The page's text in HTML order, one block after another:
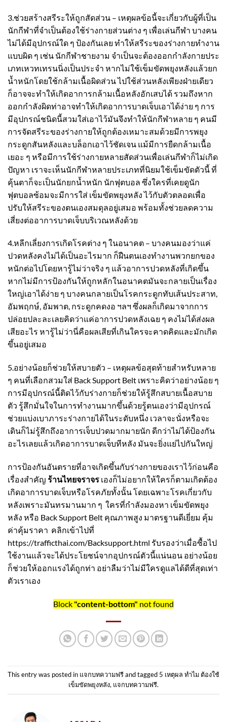
3.ช่วยสร้างสรีระให้ถูกสัดส่วน – เหตุผลข้อนี้จะเกี่ยวกับผู้ที่เป็น
นักกีฬาที่จำเป็นต้องใช้ร่างกายส่วนต่าง ๆ เพื่อเล่นกีฬา บางคน
ไม่ได้มีอุปกรณ์ใด ๆ ป้องกันเลย ทำให้สรีระของร่างกายทำงาน
แบบผิด ๆ เช่น นักกีฬาชายงาม จำเป็นจะต้องออกกำลังกายประ
เภทเหวทเทรนนิ่งเป็นประจำ หากไม่ใช้เข็มขัดพยุงหลังแล้วยก
น้ำหนักโดยใช้กล้ามเนื้อผิดส่วน ไปใช้ส่วนหลังเพียงฝ่ายเดียว
ก็อาจจะทำให้เกิดอาการกล้ามเนื้อหลังอักเสบได้ รวมถึงหาก
ออกกำลังผิดท่าอาจทำให้เกิดอาการบาดเจ็บเอาได้ง่าย ๆ การ
มีอุปกรณ์ชนิดนี้สวมใส่เอาไว้มันจึงทำให้นักกีฬาหลาย ๆ คนมี
การจัดสรีระของร่างกายให้ถูกต้องเหมาะสมด้วยมีการพยุง
กระดูกสันหลังและบล็อกเอาไว้ชัดเจน แม้มีการยืดกล้ามเนื้อ
เยอะ ๆ หรือมีการใช้ร่างกายหลายสัดส่วนเพื่อเล่นกีฬาก็ไม่เกิด
ปัญหา เราจะเห็นนักกีฬาหลายประเภทที่นิยมใช้เข็มขัดตัวนี้ ที่
คุ้นตาก็จะเป็นนักยกน้ำหนัก นักฟุตบอล ซึ่งใครที่เคยดูนัก
ฟุตบอลซ้อมจะมีการใส่ เข็มขัดพยุงหลังไว้กับตัวตลอดเพื่อ
ปรับให้สรีระของตนเองสมดุลอยู่เสมอ พร้อมทั้งช่วยลดความ
เสี่ยงต่ออาการบาดเจ็บบริเวณหลังด้วย
4.หลีกเลี่ยงการเกิดโรคต่าง ๆ ในอนาคต – บางคนมองว่าแค่
ปวดหลังคงไม่ได้เป็นอะไรมาก ก็ฝืนตนเองทำงานพวกยกของ
หนักต่อไปโดยหารู้ไม่ว่าจริง ๆ แล้วอาการปวดหลังที่เกิดขึ้น
หากไม่มีการป้องกันให้ถูกหลักในอนาคตมันจะกลายเป็นเรื่อง
ใหญ่เอาได้ง่าย ๆ บางคนกลายเป็นโรคกระดูกทับเส้นประสาท,
อัมพฤกษ์, อัมพาต, กระดูกคดงอ ฯลฯ ซึ่งผลก็เกิดมาจากการ
ปล่อยปละละเลยคิดว่าแค่อาการปวดหลังเฉย ๆ คงไม่ได้ส่งผล
เสียอะไร หารู้ไม่ว่านี่คือผลเสียที่เกินใครจะคาดคิดและมักเกิด
ขึ้นอยู่เสมอ
5.อย่างน้อยก็ช่วยให้สบายตัว – เหตุผลข้อสุดท้ายสำหรับหลาย
ๆ คนที่เลือกสวมใส่ Back Support Belt เพราะคิดว่าอย่างน้อย ๆ
การมีอุปกรณ์นี้ติดไว้กับร่างกายก็ช่วยให้รู้สึกสบายเนื้อสบาย
ตัว รู้สึกมั่นใจในการทำงานมากขึ้นด้วยรู้ตนเองว่ามีอุปกรณ์
ช่วยแบ่งเบาภาระร่างกายได้ในระดับหนึ่ง เวลาจะนั่งหรือจะ
เดินก็ไม่รู้สึกถึงอาการเจ็บปวดมากมายนัก ดีกว่าไม่ได้ป้องกัน
อะไรเลยแล้วเกิดอาการบาดเจ็บทีหลัง มันจะยิ่งแย่ไปกันใหญ่
การป้องกันอันตรายที่อาจเกิดขึ้นกับร่างกายของเราไว้ก่อนคือ
เรื่องสำคัญ ร้านไทยจราจร เองก็ไม่อยากให้ใครก็ตามเกิดต้อง
เกิดอาการบาดเจ็บหรือโรคภัยทั้งนั้น โดยเฉพาะโรคเกี่ยวกับ
หลังเพราะมันทรมานมาก ๆ ใครที่กำลังมองหา เข็มขัดพยุง
หลัง หรือ Back Support Belt คุณภาพสูง มาตรฐานดีเยี่ยม คุ้ม
ค่าคุ้มราคา คลิกเข้าไปที่
https://trafficthai.com/Backsupport.html รับรองว่าเมื่อซื้อไป
ใช้งานแล้วจะได้ประโยชน์จากอุปกรณ์ตัวนี้แน่นอน อย่างน้อย
ก็ช่วยให้ออกแรงได้ถูกท่า อย่าลืมว่าไม่มีใครดูแลได้ดีที่สุดเท่า
ตัวเราเอง
Block "content-bottom" not found
This entry was posted in แจกบทความฟรีand tagged 5 เหตุผล ทำไม ต้องใช้
เข็มขัดพยุงหลัง, แจกบทความฟรี.